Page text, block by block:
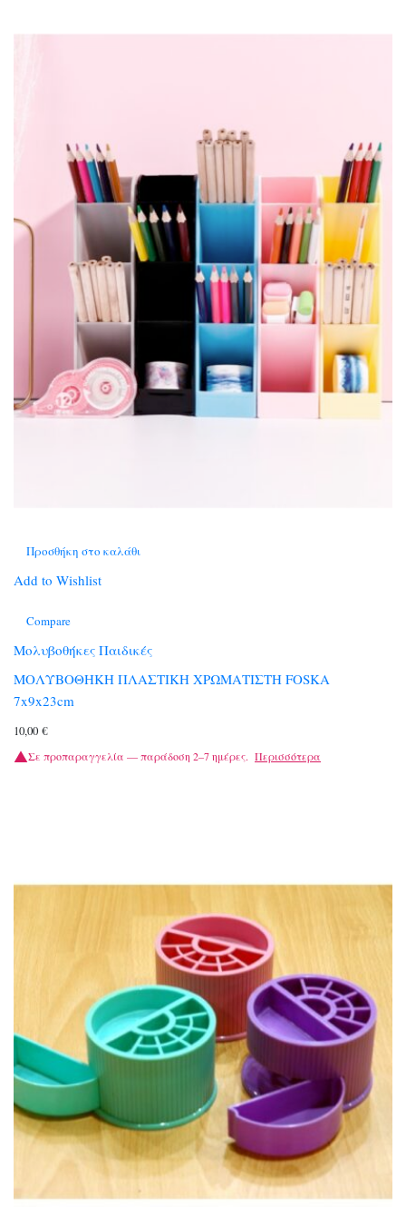
Προσθήκη στο καλάθι
Add to Wishlist
Compare
Μολυβοθήκες Παιδικές
ΜΟΛΥΒΟΘΗΚΗ ΠΛΑΣΤΙΚΗ ΧΡΩΜΑΤΙΣΤΗ FOSKA
7x9x23cm
10,00 €
Σε προπαραγγελία — παράδοση 2–7 ημέρες. Περισσότερα